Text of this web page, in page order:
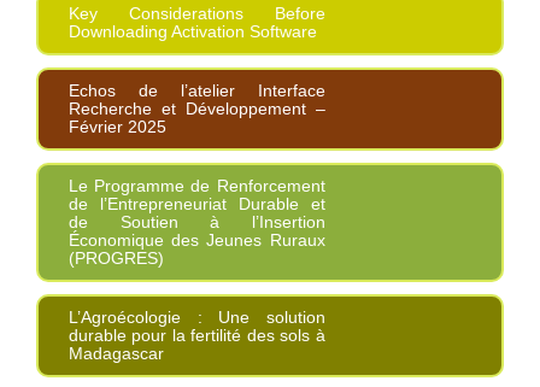
Key Considerations Before
Downloading Activation Software
Echos de l’atelier Interface
Recherche et Développement –
Février 2025
Le Programme de Renforcement
de l’Entrepreneuriat Durable et
de Soutien à l’Insertion
Économique des Jeunes Ruraux
(PROGRES)
L’Agroécologie : Une solution
durable pour la fertilité des sols à
Madagascar